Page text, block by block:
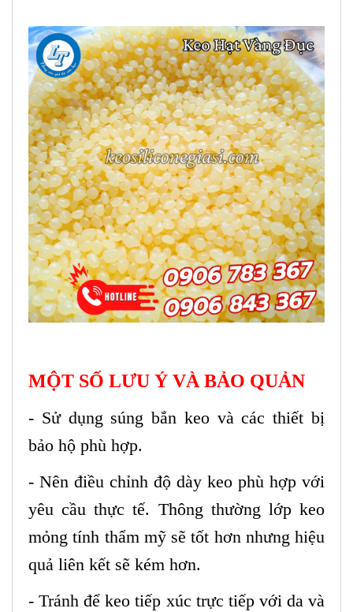
MỘT SỐ LƯU Ý VÀ BẢO QUẢN
- Sử dụng súng bắn keo và các thiết bị
bảo hộ phù hợp.
- Nên điều chỉnh độ dày keo phù hợp với
yêu cầu thực tế. Thông thường lớp keo
mỏng tính thẩm mỹ sẽ tốt hơn nhưng hiệu
quả liên kết sẽ kém hơn.
- Tránh để keo tiếp xúc trực tiếp với da và